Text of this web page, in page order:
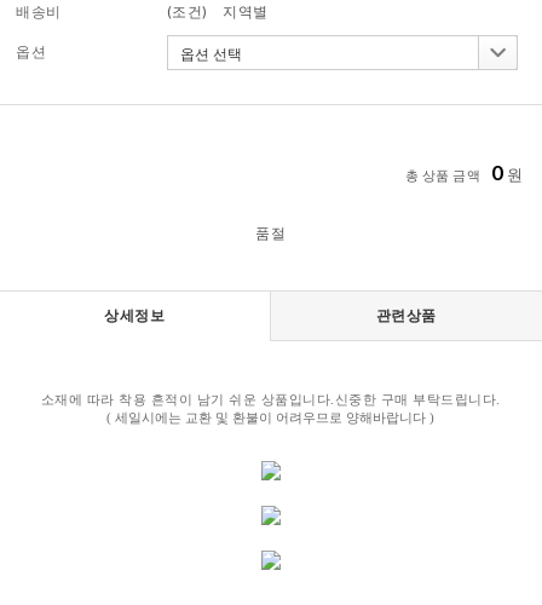
배송비 (조건) 지역별
옵션
총 상품 금액 0 원
품절
상세정보 관련상품
소재에 따라 착용 흔적이 남기 쉬운 상품입니다.신중한 구매 부탁드립니다.
( 세일시에는 교환 및 환불이 어려우므로 양해바랍니다 )